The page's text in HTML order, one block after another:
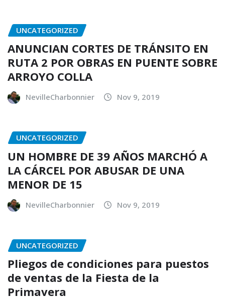
UNCATEGORIZED
ANUNCIAN CORTES DE TRÁNSITO EN
RUTA 2 POR OBRAS EN PUENTE SOBRE
ARROYO COLLA
NevilleCharbonnier Nov 9, 2019
UNCATEGORIZED
UN HOMBRE DE 39 AÑOS MARCHÓ A
LA CÁRCEL POR ABUSAR DE UNA
MENOR DE 15
NevilleCharbonnier Nov 9, 2019
UNCATEGORIZED
Pliegos de condiciones para puestos
de ventas de la Fiesta de la
Primavera